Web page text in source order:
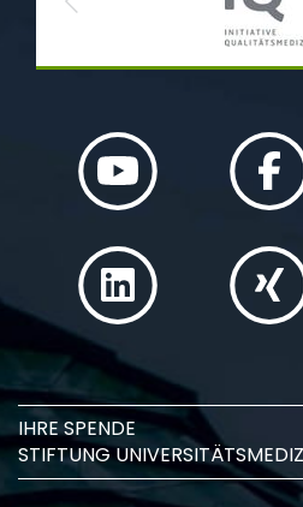
Previous
IHRE SPENDE
STIFTUNG